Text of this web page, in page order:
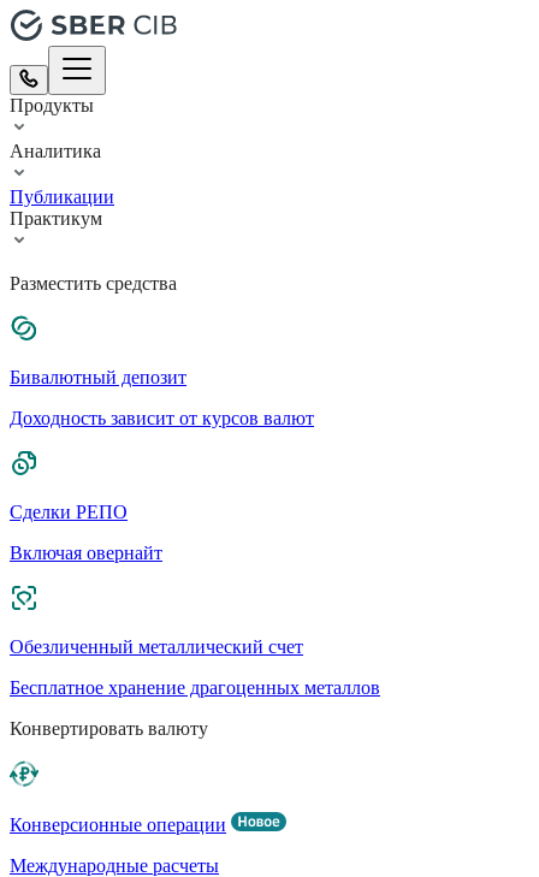
Продукты
Аналитика
Публикации
Практикум
Разместить средства
Бивалютный депозит
Доходность зависит от курсов валют
Сделки РЕПО
Включая овернайт
Обезличенный металлический счет
Бесплатное хранение драгоценных металлов
Конвертировать валюту
Конверсионные операции
Международные расчеты